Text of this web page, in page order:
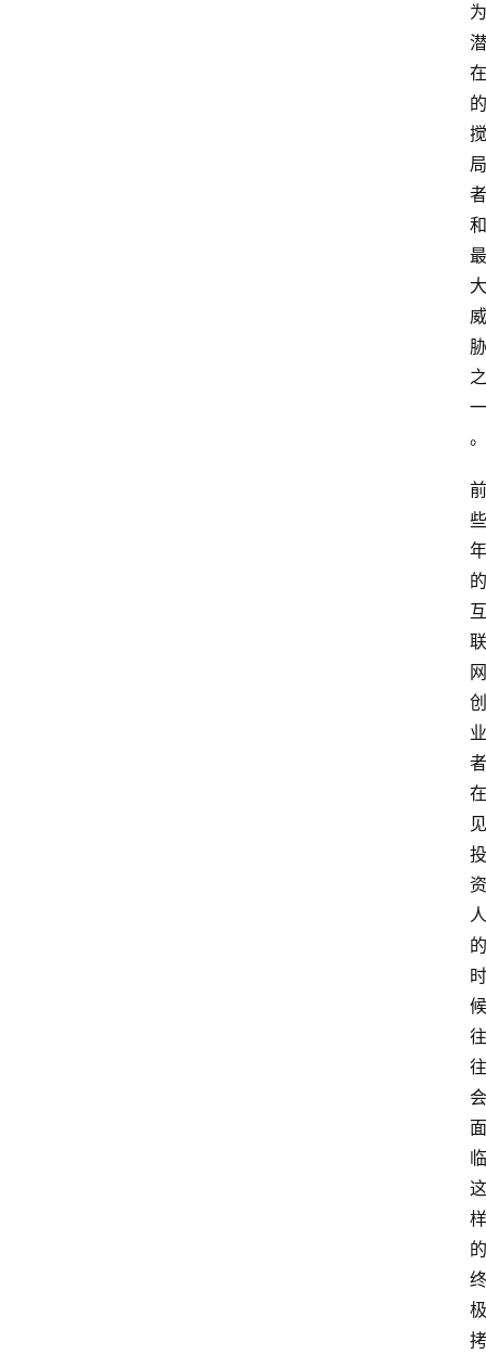
为
潜
在
的
搅
局
者
和
最
大
威
胁
之
一
。
前
些
年
的
互
联
网
创
业
者
在
见
投
资
人
的
时
候
往
往
会
面
临
这
样
的
终
极
拷